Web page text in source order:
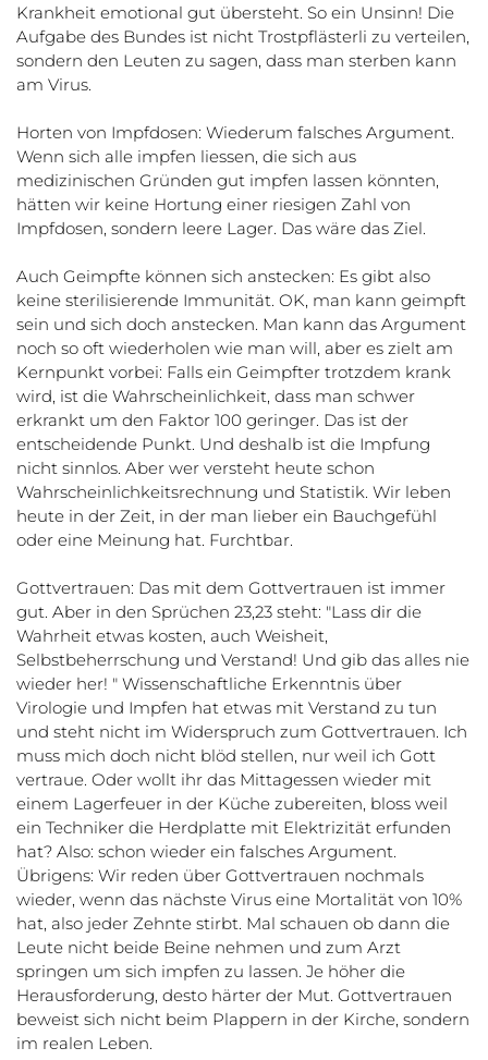
Krankheit emotional gut übersteht. So ein Unsinn! Die
Aufgabe des Bundes ist nicht Trostpflästerli zu verteilen,
sondern den Leuten zu sagen, dass man sterben kann
am Virus.
Horten von Impfdosen: Wiederum falsches Argument.
Wenn sich alle impfen liessen, die sich aus
medizinischen Gründen gut impfen lassen könnten,
hätten wir keine Hortung einer riesigen Zahl von
Impfdosen, sondern leere Lager. Das wäre das Ziel.
Auch Geimpfte können sich anstecken: Es gibt also
keine sterilisierende Immunität. OK, man kann geimpft
sein und sich doch anstecken. Man kann das Argument
noch so oft wiederholen wie man will, aber es zielt am
Kernpunkt vorbei: Falls ein Geimpfter trotzdem krank
wird, ist die Wahrscheinlichkeit, dass man schwer
erkrankt um den Faktor 100 geringer. Das ist der
entscheidende Punkt. Und deshalb ist die Impfung
nicht sinnlos. Aber wer versteht heute schon
Wahrscheinlichkeitsrechnung und Statistik. Wir leben
heute in der Zeit, in der man lieber ein Bauchgefühl
oder eine Meinung hat. Furchtbar.
Gottvertrauen: Das mit dem Gottvertrauen ist immer
gut. Aber in den Sprüchen 23,23 steht: "Lass dir die
Wahrheit etwas kosten, auch Weisheit,
Selbstbeherrschung und Verstand! Und gib das alles nie
wieder her! " Wissenschaftliche Erkenntnis über
Virologie und Impfen hat etwas mit Verstand zu tun
und steht nicht im Widerspruch zum Gottvertrauen. Ich
muss mich doch nicht blöd stellen, nur weil ich Gott
vertraue. Oder wollt ihr das Mittagessen wieder mit
einem Lagerfeuer in der Küche zubereiten, bloss weil
ein Techniker die Herdplatte mit Elektrizität erfunden
hat? Also: schon wieder ein falsches Argument.
Übrigens: Wir reden über Gottvertrauen nochmals
wieder, wenn das nächste Virus eine Mortalität von 10%
hat, also jeder Zehnte stirbt. Mal schauen ob dann die
Leute nicht beide Beine nehmen und zum Arzt
springen um sich impfen zu lassen. Je höher die
Herausforderung, desto härter der Mut. Gottvertrauen
beweist sich nicht beim Plappern in der Kirche, sondern
im realen Leben.